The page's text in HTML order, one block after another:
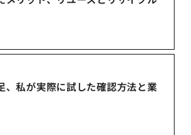
、私が実際に試した確認方法と業